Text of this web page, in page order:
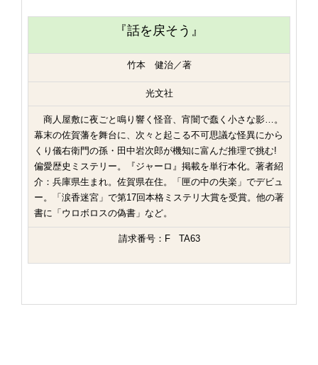
『話を戻そう 』
竹本 健治／著
光文社
商人屋敷に夜ごと鳴り響く怪音、宵闇で蠢く小さな影…。
幕末の佐賀藩を舞台に、次々と起こる不可思議な怪異にから
くり儀右衛門の孫・田中岩次郎が機知に富んだ推理で挑む!
偏愛歴史ミステリー。『ジャーロ』掲載を単行本化。著者紹
介：兵庫県生まれ。佐賀県在住。「匣の中の失楽」でデビュ
ー。「涙香迷宮」で第17回本格ミステリ大賞を受賞。他の著
書に「ウロボロスの偽書」など。
請求番号：F TA63